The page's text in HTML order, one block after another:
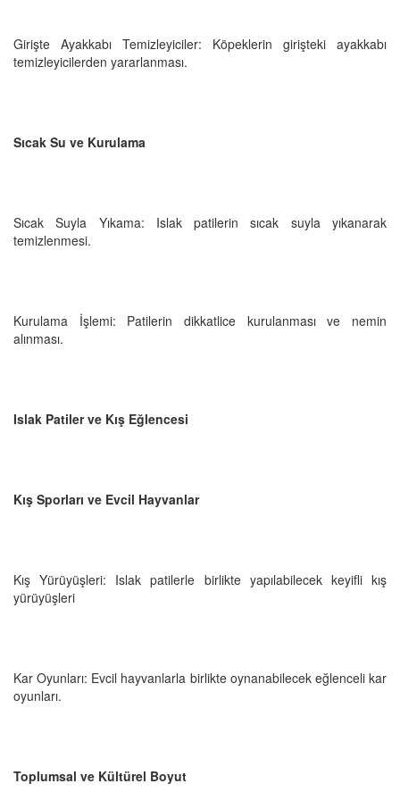
Girişte Ayakkabı Temizleyiciler: Köpeklerin girişteki ayakkabı
temizleyicilerden yararlanması.
Sıcak Su ve Kurulama
Sıcak Suyla Yıkama: Islak patilerin sıcak suyla yıkanarak
temizlenmesi.
Kurulama İşlemi: Patilerin dikkatlice kurulanması ve nemin
alınması.
Islak Patiler ve Kış Eğlencesi
Kış Sporları ve Evcil Hayvanlar
Kış Yürüyüşleri: Islak patilerle birlikte yapılabilecek keyifli kış
yürüyüşleri
Kar Oyunları: Evcil hayvanlarla birlikte oynanabilecek eğlenceli kar
oyunları.
Toplumsal ve Kültürel Boyut